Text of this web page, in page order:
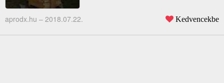
aprodx.hu – 2018.07.22. Kedvencekbe